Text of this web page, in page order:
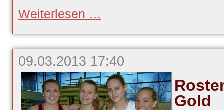
Weiterlesen …verpasst
09.03.2013 17:40
Gold